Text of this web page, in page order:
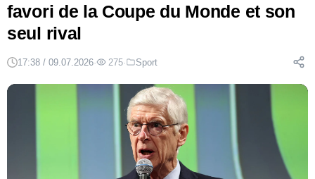
favori de la Coupe du Monde et son
seul rival
17:38 / 09.07.2026· 275· Sport